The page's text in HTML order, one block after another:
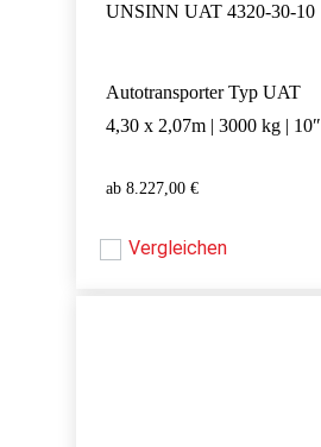
UNSINN UAT 4320-30-10
Autotransporter Typ UAT
4,30 x 2,07m | 3000 kg | 10″
8.227,00 €
8.227,00
Vergleichen